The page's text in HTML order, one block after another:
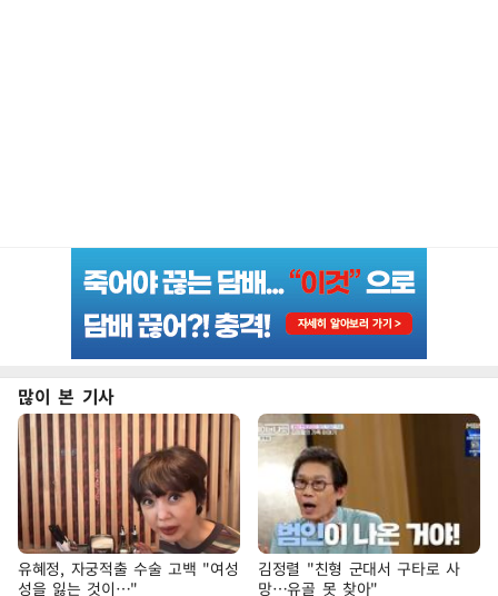
많이 본 기사
유혜정, 자궁적출 수술 고백 "여성
성을 잃는 것이…"
김정렬 "친형 군대서 구타로 사
망…유골 못 찾아"